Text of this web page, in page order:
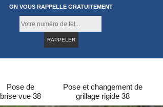
ON VOUS RAPPELLE GRATUITEMENT
Pose de
brise vue 38
Pose et changement de
grillage rigide 38